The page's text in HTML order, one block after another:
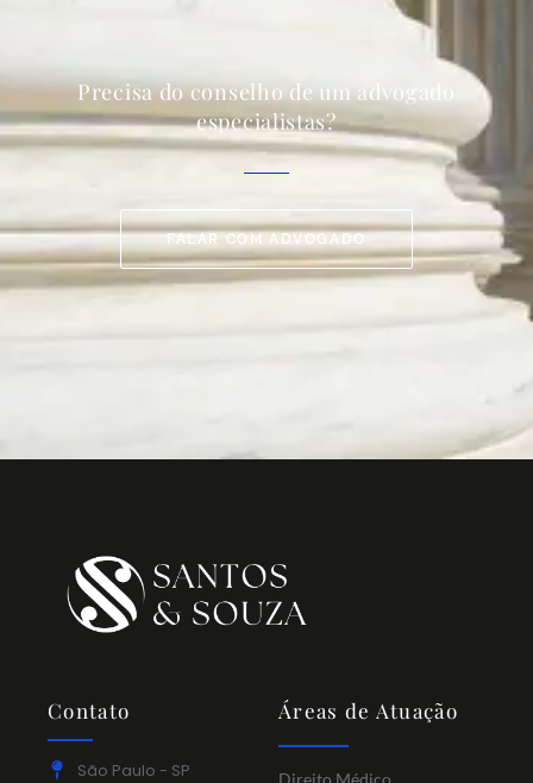
Precisa do conselho de um advogado
especialistas?
FALAR COM ADVOGADO
Contato
São Paulo - SP
Áreas de Atuação
Direito Médico